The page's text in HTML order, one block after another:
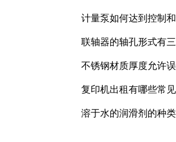
计量泵如何达到控制
联轴器的轴孔形式有
不锈钢材质厚度允许
复印机出租有哪些常
溶于水的润滑剂的种类